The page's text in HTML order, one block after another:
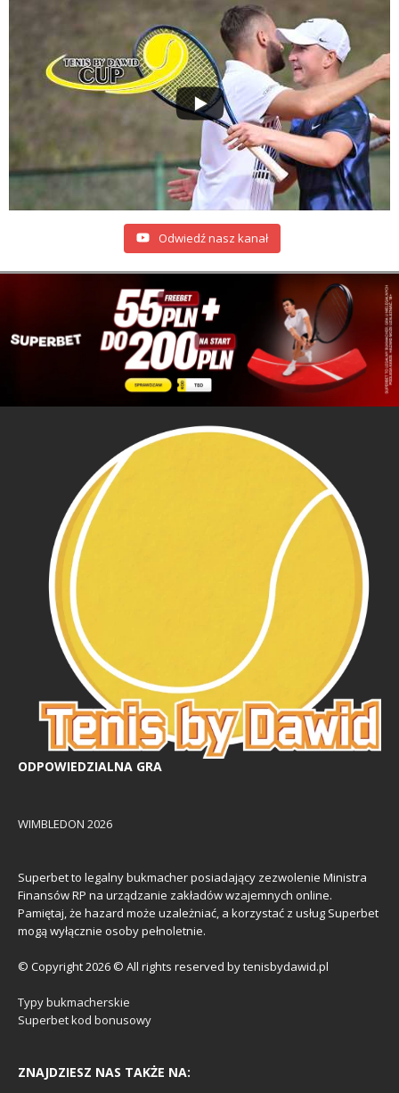
Odwiedź nasz kanał
ODPOWIEDZIALNA GRA
WIMBLEDON 2026
Superbet to legalny bukmacher posiadający zezwolenie Ministra
Finansów RP na urządzanie zakładów wzajemnych online.
Pamiętaj, że hazard może uzależniać, a korzystać z usług Superbet
mogą wyłącznie osoby pełnoletnie.
© Copyright 2026 © All rights reserved by tenisbydawid.pl
Typy bukmacherskie
Superbet kod bonusowy
ZNAJDZIESZ NAS TAKŻE NA: